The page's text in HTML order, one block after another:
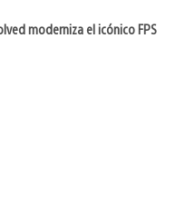
moderniza el icónico FPS